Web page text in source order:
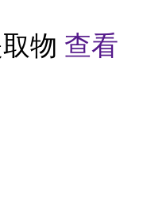
物 查看